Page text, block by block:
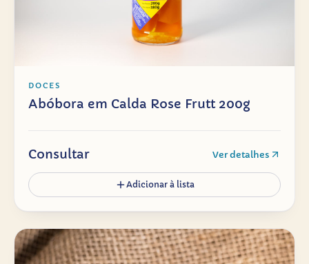
DOCES
Abóbora em Calda Rose Frutt 200g
Consultar Ver detalhes
Adicionar à lista